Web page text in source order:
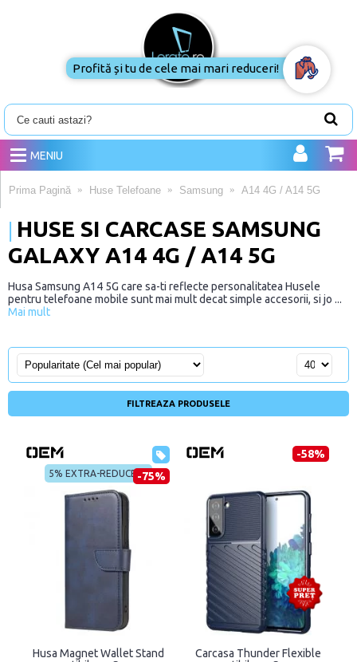
MENIU
Prima Pagină Huse Telefoane Samsung A14 4G / A14 5G
HUSE SI CARCASE SAMSUNG
GALAXY A14 4G / A14 5G
Husa Samsung A14 5G care sa-ti reflecte personalitatea Husele
pentru telefoane mobile sunt mai mult decat simple accesorii, si jo ...
Mai mult
FILTREAZA PRODUSELE
5% EXTRA-REDUCERE-75%
Husa Magnet Wallet Stand
-58%
Carcasa Thunder Flexible
Profită și tu de cele mai mari reduceri!